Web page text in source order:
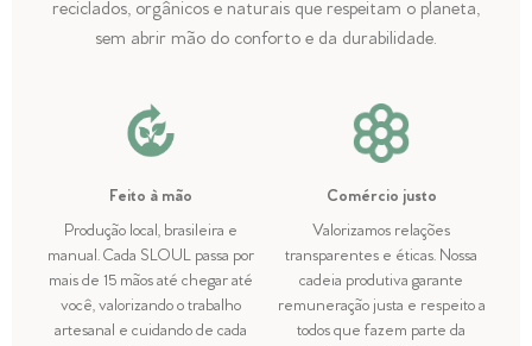
reciclados, orgânicos e naturais que respeitam o planeta,
sem abrir mão do conforto e da durabilidade.
Feito à mão
Produção local, brasileira e
manual. Cada SLOUL passa por
mais de 15 mãos até chegar até
você, valorizando o trabalho
artesanal e cuidando de cada
Comércio justo
Valorizamos relações
transparentes e éticas. Nossa
cadeia produtiva garante
remuneração justa e respeito a
todos que fazem parte da